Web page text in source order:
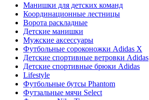
Манишки для детских команд
Координационные лестницы
Ворота раскладные
Детские манишки
Мужские аксессуары
Футбольные сороконожки Adidas Х
Детские спортивные ветровки Adidas
Детские спортивные брюки Adidas
Lifestyle
Футбольные бутсы Phantom
Футзальные мячи Select